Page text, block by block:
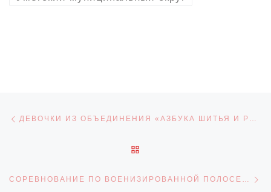
Навигация по записям ДЕВОЧКИ ИЗ ОБЪЕДИНЕНИЯ «АЗБУКА ШИТЬЯ И РУКОДЕЛИЯ»
СОРЕВНОВАНИЕ ПО ВОЕНИЗИРОВАННОЙ ПОЛОСЕ ПРЕПЯТСТВИЙ С ЭЛЕМЕНТАМИ РУКОПАШНОГО БОЯ